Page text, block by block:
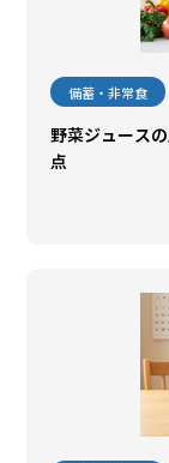
備蓄・非常食
野菜ジュース
点